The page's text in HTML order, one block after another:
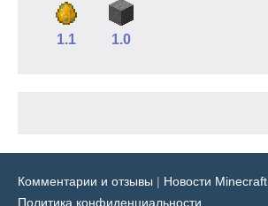
1.1 1.0
Комментарии и отзывы | Новости Minecraft
Политика конфиденциальности